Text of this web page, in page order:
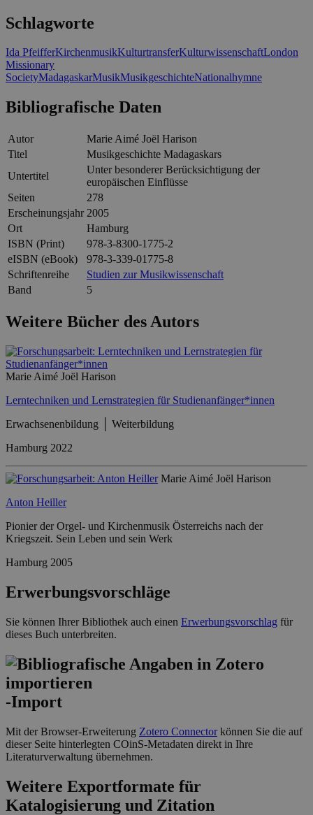
Schlagworte
Ida PfeifferKirchenmusikKulturtransferKulturwissenschaftLondon
Missionary
SocietyMadagaskarMusikMusikgeschichteNationalhymne
Bibliografische Daten
Autor
Marie Aimé Joël Harison
Titel
Musikgeschichte Madagaskars
Untertitel
Unter besonderer Berücksichtigung der
europäischen Einflüsse
Seiten
278
Erscheinungsjahr 2005
Ort
Hamburg
ISBN (Print)
978-3-8300-1775-2
eISBN (eBook)
978-3-339-01775-8
Schriftenreihe
Studien zur Musikwissenschaft
Band
5
Weitere Bücher des Autors
Marie Aimé Joël Harison
Lerntechniken und Lernstrategien für Studienanfänger*innen
Erwachsenenbildung │ Weiterbildung
Hamburg 2022
Marie Aimé Joël Harison
Anton Heiller
Pionier der Orgel- und Kirchenmusik Österreichs nach der
Kriegszeit. Sein Leben und sein Werk
Hamburg 2005
Erwerbungsvorschläge
Sie können Ihrer Bibliothek auch einen Erwerbungsvorschlag für
dieses Buch unterbreiten.
-Import
Mit der Browser-Erweiterung Zotero Connectorkönnen Sie die auf
dieser Seite hinterlegten COinS-Metadaten direkt in Ihre
Literaturverwaltung übernehmen.
Weitere Exportformate für
Katalogisierung und Zitation